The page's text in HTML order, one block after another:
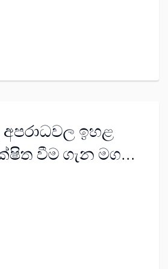
රාජ්‍යයේ ඩුබායි වෙත ශ‍්‍රී
රැකියා සඳහා මෙම කාලය තුළ
ඉහළ
වීම ගැන මග